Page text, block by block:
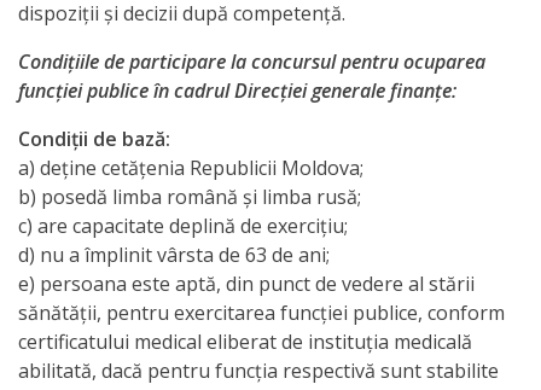
Lista
candidaților
care
au
promovat
proba
scrisă
Lista
dispoziţii şi decizii după competenţă.
Condiţiile de participare la concursul pentru ocuparea
funcţiei publice în cadrul Direcţiei generale finanţe:
Condiţii de bază:
a) deţine cetăţenia Republicii Moldova;
b) posedă limba română şi limba rusă;
c) are capacitate deplină de exerciţiu;
d) nu a împlinit vârsta de 63 de ani;
e) persoana este aptă, din punct de vedere al stării
sănătăţii, pentru exercitarea funcţiei publice, conform
certificatului medical eliberat de instituţia medicală
abilitată, dacă pentru funcţia respectivă sunt stabilite